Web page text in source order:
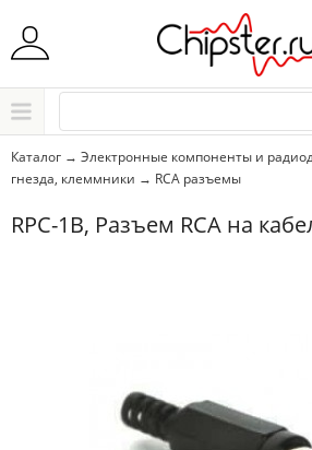
Начните водить название
Выбрать
Каталог → Электронные компоненты и
гнезда, клеммники → RCA разъемы
RPC-1B, Разъем RCA на